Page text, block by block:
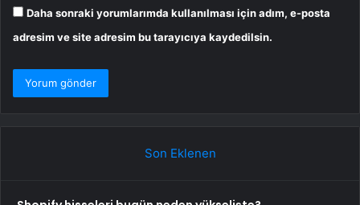
Daha sonraki yorumlarımda kullanılması için adım, e-posta
adresim ve site adresim bu tarayıcıya kaydedilsin.
Son Eklenen